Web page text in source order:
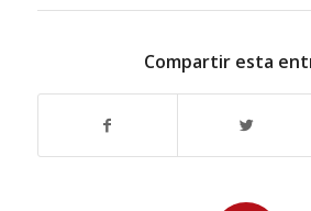
Compartir esta